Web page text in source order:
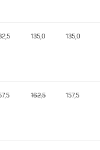
135,0 135,0
162,5 157,5